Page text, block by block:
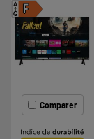
F
A
G
Comparer